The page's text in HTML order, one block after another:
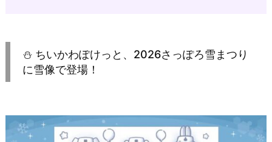
⛄️ ちいかわぽけっと、2026さっぽろ雪まつり
に雪像で登場！